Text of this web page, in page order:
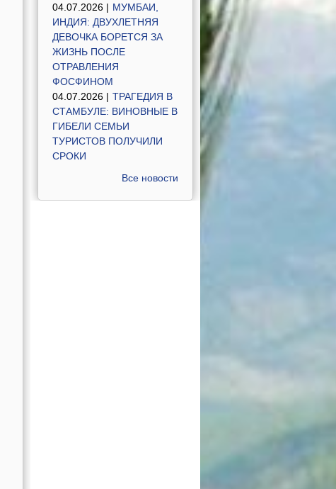
04.07.2026 | МУМБАИ,
ИНДИЯ: ДВУХЛЕТНЯЯ
ДЕВОЧКА БОРЕТСЯ ЗА
ЖИЗНЬ ПОСЛЕ
ОТРАВЛЕНИЯ
ФОСФИНОМ
04.07.2026 | ТРАГЕДИЯ В
СТАМБУЛЕ: ВИНОВНЫЕ В
ГИБЕЛИ СЕМЬИ
ТУРИСТОВ ПОЛУЧИЛИ
СРОКИ
Все новости